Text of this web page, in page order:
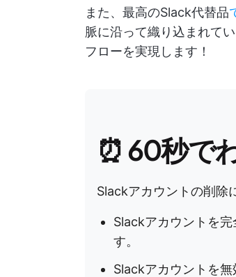
また、最高のSlack代替品
脈に沿って織り込まれて
フローを実現します！
⏰ 60秒で
Slackアカウントの削除
Slackアカウントを
す。
Slackアカウントを